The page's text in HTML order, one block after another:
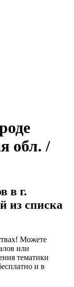
обл. /
в г.
из списка
Можете
или
тематики
и в